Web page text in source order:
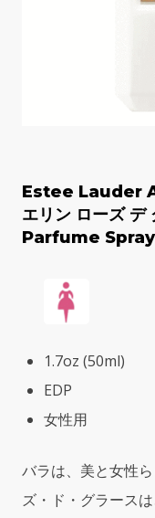
Estee Lauder
エリン ローズ
Parfume Spray
1.7oz (50ml)
EDP
女性用
バラは、美と女性
ズ・ド・グラース